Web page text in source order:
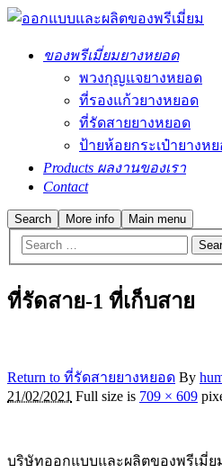
ของพรีเมี่ยมยางหยอด
พวงกุญแจยางหยอด
ที่รองแก้วยางหยอด
ที่รัดสายยางหยอด
ป้ายห้อยกระเป๋ายางห
Products ผลงานของเรา
Contact
Search More info Main menu
ที่รัดสาย-1 ที่เก็บสาย
Return to ที่รัดสายยางหยอด By
21/02/2021 Full size is 709 × 609
บริษัทออกแบบและผลิตของพรีเมี่